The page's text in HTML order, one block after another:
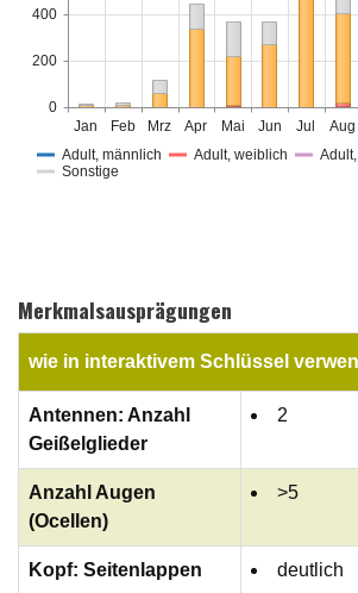
Jan Feb Mrz Apr Mai Jun Jul Aug
0
200
400
Adult, männlich Adult, weiblich
Sonstige
Merkmalsausprägungen
wie in interaktivem Schlüssel
Antennen: Anzahl
Geißelglieder
2
Anzahl Augen
(Ocellen)
>5
Kopf: Seitenlappen deutlich